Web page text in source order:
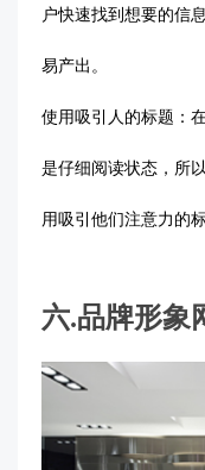
户快速找到想要的信
易产出。
使用吸引人的标题：
是仔细阅读状态，所
用吸引他们注意力的
六.品牌形象